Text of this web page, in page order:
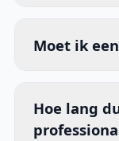
Moet ik
Hoe lang